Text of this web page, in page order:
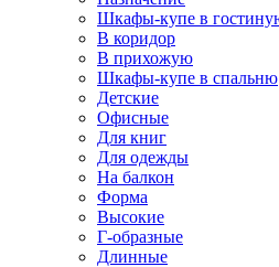
Шкафы-купе в
В коридор
В прихожую
Шкафы-купе в спальню
Детские
Офисные
Для книг
Для одежды
На балкон
Форма
Высокие
Г-образные
Длинные